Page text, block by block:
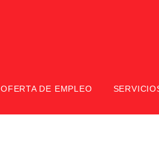
OFERTA DE EMPLEO